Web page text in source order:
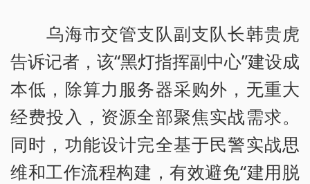
乌海市交管支队副支队长韩贵虎
告诉记者，该“黑灯指挥副中心”建设成
本低，除算力服务器采购外，无重大
经费投入，资源全部聚焦实战需求。
同时，功能设计完全基于民警实战思
维和工作流程构建，有效避免“建用脱